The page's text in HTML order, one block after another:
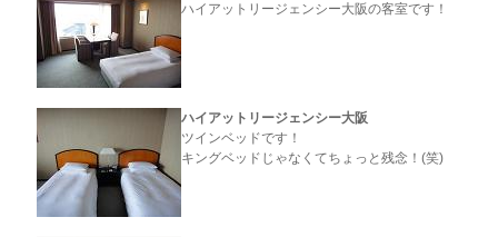
ハイアットリージェンシー大阪の客室です！
ハイアットリージェンシー大阪
ツインベッドです！
キングベッドじゃなくてちょっと残念！(笑)